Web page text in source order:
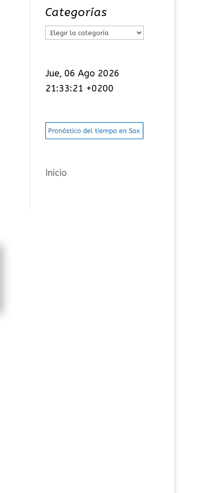
Categorías
C
e
g
r
í
s
Jue, 06 Ago 2026
21:33:22 +0200
Inicio